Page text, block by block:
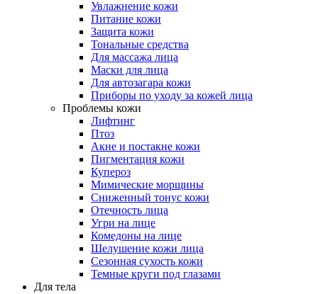
Увлажнение кожи
Питание кожи
Защита кожи
Тональные средства
Для массажа лица
Маски для лица
Для автозагара кожи
Приборы по уходу за кожей лица
Проблемы кожи
Лифтинг
Птоз
Акне и постакне кожи
Пигментация кожи
Купероз
Мимические морщины
Сниженный тонус кожи
Отечность лица
Угри на лице
Комедоны на лице
Шелушение кожи лица
Сезонная сухость кожи
Темные круги под глазами
Для тела